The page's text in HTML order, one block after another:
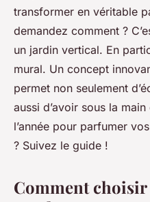
transformer en véritable
demandez comment ?
un jardin vertical. En
mural. Un concept
permet non seulement
aussi d’avoir sous la
l’année pour parfumer
? Suivez le guide !
Comment choisir